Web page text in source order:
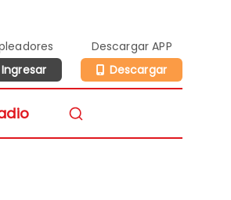
Ingresar
Descargar APP
Descargar
de la